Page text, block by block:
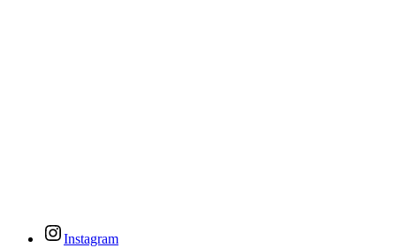
Instagram